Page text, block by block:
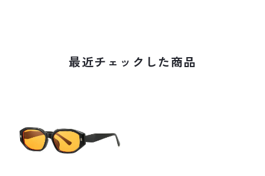
最近チェックした商品